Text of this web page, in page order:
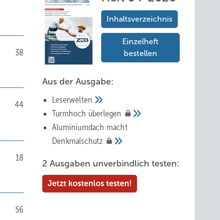
38
44
18
56
Inhaltsverzeichnis
Einzelheft
bestellen
Aus der Ausgabe:
Leserwelten
Tur mhoch überlegen
Aluminiumdach macht
Denkmalschutz
2 Ausgaben unverbindlich testen:
Jetzt kostenlos testen!